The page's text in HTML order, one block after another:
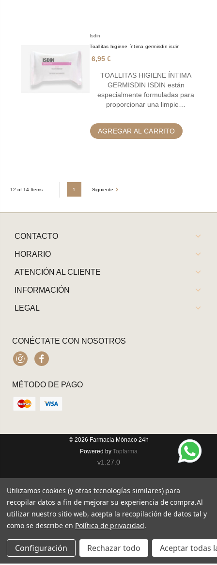
Isdin
Toallitas higiene íntima germisdin isdin
6,95 €
TOALLITAS HIGIENE ÍNTIMA
GERMISDIN ISDIN están
especialmente formuladas para
proporcionar una limpie…
AGREGAR AL CARRITO
12 of 14 Items 1 Siguiente
CONTACTO
HORARIO
ATENCIÓN AL CLIENTE
INFORMACIÓN
LEGAL
CONÉCTATE CON NOSOTROS
InstagramFacebook
MÉTODO DE PAGO
© 2026 Farmacia Mónaco 24h
Powered by Topfarma
v1.27.0
Utilizamos cookies (y otras tecnologías similares) para
recopilar datos a fin de mejorar su experiencia de compra.Al
utilizar nuestro sitio web, acepta la recopilación de datos tal y
como se describe en Política de privacidad.
Configuración Rechazar todo Aceptar todas